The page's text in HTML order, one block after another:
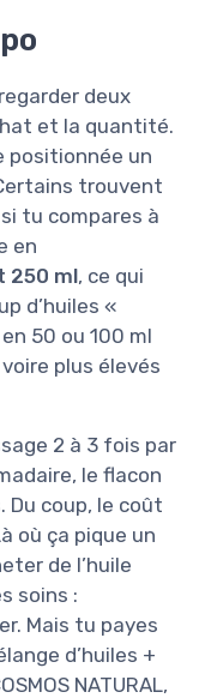
deux
et la quantité.
positionnée un
trouvent
tu compares à
en
250 ml, ce qui
d’huiles «
50 ou 100 ml
plus élevés
2 à 3 fois par
le flacon
coup, le coût
où ça pique un
de l’huile
soins :
Mais tu payes
d’huiles +
NATURAL,